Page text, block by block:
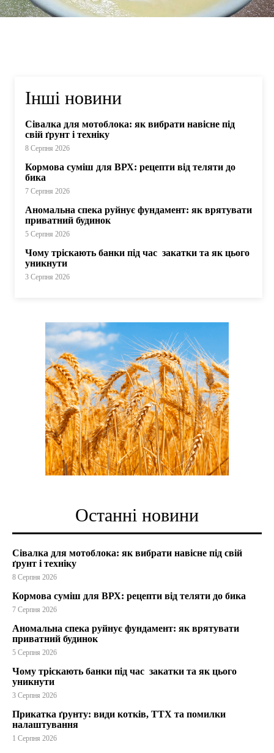
Інші новини
Сівалка для мотоблока: як вибрати навісне під
свій ґрунт і техніку
8 Серпня 2026
Кормова суміш для ВРХ: рецепти від теляти до
бика
7 Серпня 2026
Аномальна спека руйнує фундамент: як врятувати
приватний будинок
5 Серпня 2026
Чому тріскають банки під час закатки та як цього
уникнути
3 Серпня 2026
Останні новини
Сівалка для мотоблока: як вибрати навісне під свій
ґрунт і техніку
8 Серпня 2026
Кормова суміш для ВРХ: рецепти від теляти до бика
7 Серпня 2026
Аномальна спека руйнує фундамент: як врятувати
приватний будинок
5 Серпня 2026
Чому тріскають банки під час закатки та як цього
уникнути
3 Серпня 2026
Прикатка ґрунту: види котків, ТТХ та помилки
налаштування
1 Серпня 2026